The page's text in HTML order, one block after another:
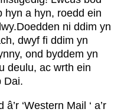
hyn a hyn, roedd ein
ni ddim yn
dwyf fi ddim yn
ond byddem yn
deulu, ac wrth ein
Dai.
‘Western Mail ‘ a’r